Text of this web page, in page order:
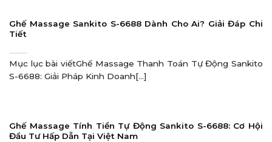
Ghế Massage Sankito S-6688 Dành Cho Ai? Giải Đáp Chi
Tiết
Mục lục bài viếtGhế Massage Thanh Toán Tự Động Sankito
S-6688: Giải Pháp Kinh Doanh[...]
Ghế Massage Tính Tiền Tự Động Sankito S-6688: Cơ Hội
Đầu Tư Hấp Dẫn Tại Việt Nam